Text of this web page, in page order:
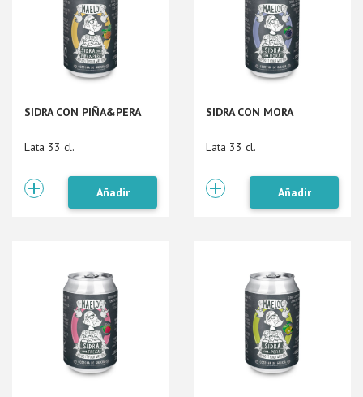
SIDRA CON PIÑA&PERA
Lata 33 cl.
Añadir
SIDRA CON MORA
Lata 33 cl.
Añadir